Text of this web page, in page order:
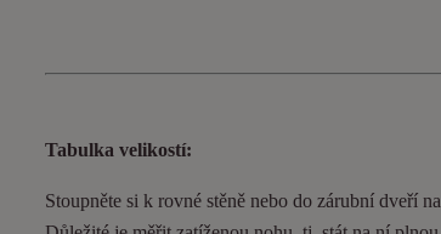
Tabulka velikostí:
Stoupněte si k rovné stěně nebo do zárubní dveří